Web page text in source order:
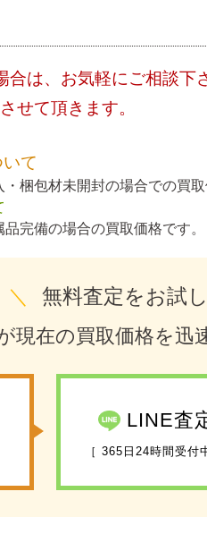
は、お気軽にご相談下
せて頂きます。
て
梱包材未開封の場合での買取
完備の場合の買取価格です。
＼ 無料査定をお試
現在の買取価格を迅
LINE査
［ 365日24時間受付